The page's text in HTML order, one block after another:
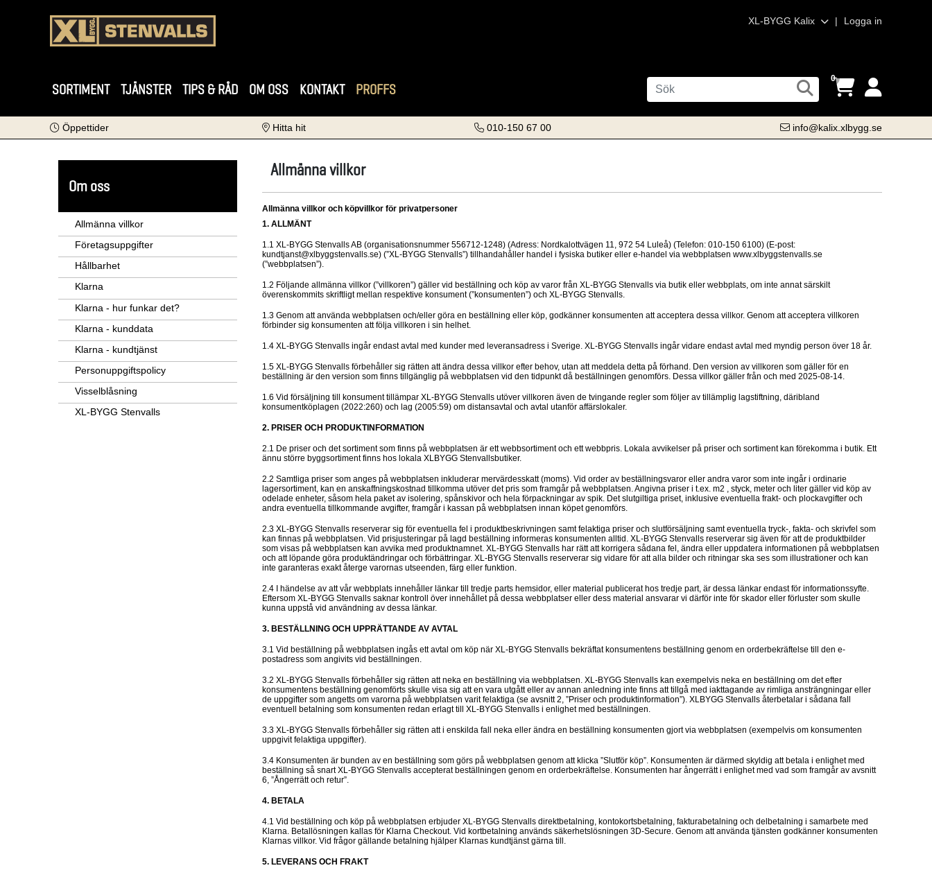
XL-BYGG Kalix | Logga in
SORTIMENT TJÄNSTER TIPS & RÅD OM OSS KONTAKT PROFFS
0
Öppettider Hitta hit 010-150 67 00 info@kalix.xlbygg.se
Om oss
Allmänna villkor
Företagsuppgifter
Hållbarhet
Klarna
Klarna - hur funkar det?
Klarna - kunddata
Klarna - kundtjänst
Personuppgiftspolicy
Visselblåsning
XL-BYGG Stenvalls
Allmänna villkor
Allmänna villkor och köpvillkor för privatpersoner
1. ALLMÄNT
1.1 XL-BYGG Stenvalls AB (organisationsnummer 556712-1248) (Adress: Nordkalottvägen 11, 972 54 Luleå) (Telefon: 010-150 6100) (E-post:
kundtjanst@xlbyggstenvalls.se) (”XL-BYGG Stenvalls”) tillhandahåller handel i fysiska butiker eller e-handel via webbplatsen www.xlbyggstenvalls.se
(”webbplatsen”).
1.2 Följande allmänna villkor (”villkoren”) gäller vid beställning och köp av varor från XL-BYGG Stenvalls via butik eller webbplats, om inte annat särskilt
överenskommits skriftligt mellan respektive konsument (”konsumenten”) och XL-BYGG Stenvalls.
1.3 Genom att använda webbplatsen och/eller göra en beställning eller köp, godkänner konsumenten att acceptera dessa villkor. Genom att acceptera villkoren
förbinder sig konsumenten att följa villkoren i sin helhet.
1.4 XL-BYGG Stenvalls ingår endast avtal med kunder med leveransadress i Sverige. XL-BYGG Stenvalls ingår vidare endast avtal med myndig person över 18 år.
1.5 XL-BYGG Stenvalls förbehåller sig rätten att ändra dessa villkor efter behov, utan att meddela detta på förhand. Den version av villkoren som gäller för en
beställning är den version som finns tillgänglig på webbplatsen vid den tidpunkt då beställningen genomförs. Dessa villkor gäller från och med 2025-08-14.
1.6 Vid försäljning till konsument tillämpar XL-BYGG Stenvalls utöver villkoren även de tvingande regler som följer av tillämplig lagstiftning, däribland
konsumentköplagen (2022:260) och lag (2005:59) om distansavtal och avtal utanför affärslokaler.
2. PRISER OCH PRODUKTINFORMATION
2.1 De priser och det sortiment som finns på webbplatsen är ett webbsortiment och ett webbpris. Lokala avvikelser på priser och sortiment kan förekomma i butik. Ett
ännu större byggsortiment finns hos lokala XLBYGG Stenvallsbutiker.
2.2 Samtliga priser som anges på webbplatsen inkluderar mervärdesskatt (moms). Vid order av beställningsvaror eller andra varor som inte ingår i ordinarie
lagersortiment, kan en anskaffningskostnad tillkomma utöver det pris som framgår på webbplatsen. Angivna priser i t.ex. m2 , styck, meter och liter gäller vid köp av
odelade enheter, såsom hela paket av isolering, spånskivor och hela förpackningar av spik. Det slutgiltiga priset, inklusive eventuella frakt- och plockavgifter och
andra eventuella tillkommande avgifter, framgår i kassan på webbplatsen innan köpet genomförs.
2.3 XL-BYGG Stenvalls reserverar sig för eventuella fel i produktbeskrivningen samt felaktiga priser och slutförsäljning samt eventuella tryck-, fakta- och skrivfel som
kan finnas på webbplatsen. Vid prisjusteringar på lagd beställning informeras konsumenten alltid. XL-BYGG Stenvalls reserverar sig även för att de produktbilder
som visas på webbplatsen kan avvika med produktnamnet. XL-BYGG Stenvalls har rätt att korrigera sådana fel, ändra eller uppdatera informationen på webbplatsen
och att löpande göra produktändringar och förbättringar. XL-BYGG Stenvalls reserverar sig vidare för att alla bilder och ritningar ska ses som illustrationer och kan
inte garanteras exakt återge varornas utseenden, färg eller funktion.
2.4 I händelse av att vår webbplats innehåller länkar till tredje parts hemsidor, eller material publicerat hos tredje part, är dessa länkar endast för informationssyfte.
Eftersom XL-BYGG Stenvalls saknar kontroll över innehållet på dessa webbplatser eller dess material ansvarar vi därför inte för skador eller förluster som skulle
kunna uppstå vid användning av dessa länkar.
3. BESTÄLLNING OCH UPPRÄTTANDE AV AVTAL
3.1 Vid beställning på webbplatsen ingås ett avtal om köp när XL-BYGG Stenvalls bekräftat konsumentens beställning genom en orderbekräftelse till den e-
postadress som angivits vid beställningen.
3.2 XL-BYGG Stenvalls förbehåller sig rätten att neka en beställning via webbplatsen. XL-BYGG Stenvalls kan exempelvis neka en beställning om det efter
konsumentens beställning genomförts skulle visa sig att en vara utgått eller av annan anledning inte finns att tillgå med iakttagande av rimliga ansträngningar eller
de uppgifter som angetts om varorna på webbplatsen varit felaktiga (se avsnitt 2, ”Priser och produktinformation”). XLBYGG Stenvalls återbetalar i sådana fall
eventuell betalning som konsumenten redan erlagt till XL-BYGG Stenvalls i enlighet med beställningen.
3.3 XL-BYGG Stenvalls förbehåller sig rätten att i enskilda fall neka eller ändra en beställning konsumenten gjort via webbplatsen (exempelvis om konsumenten
uppgivit felaktiga uppgifter).
3.4 Konsumenten är bunden av en beställning som görs på webbplatsen genom att klicka ”Slutför köp”. Konsumenten är därmed skyldig att betala i enlighet med
beställning så snart XL-BYGG Stenvalls accepterat beställningen genom en orderbekräftelse. Konsumenten har ångerrätt i enlighet med vad som framgår av avsnitt
6, ”Ångerrätt och retur”.
4. BETALA
4.1 Vid beställning och köp på webbplatsen erbjuder XL-BYGG Stenvalls direktbetalning, kontokortsbetalning, fakturabetalning och delbetalning i samarbete med
Klarna. Betallösningen kallas för Klarna Checkout. Vid kortbetalning används säkerhetslösningen 3D-Secure. Genom att använda tjänsten godkänner konsumenten
Klarnas villkor. Vid frågor gällande betalning hjälper Klarnas kundtjänst gärna till.
5. LEVERANS OCH FRAKT